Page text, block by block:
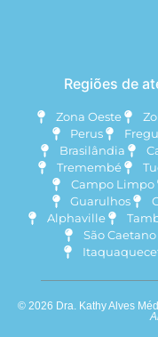
Regiões de
Zona Oeste
Perus
Brasilândia
Tremembé
Campo Limpo
Guarulhos
Alphaville
São Caetano
© 2026 Dra. Kathy Alves